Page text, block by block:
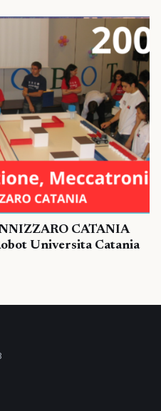
CATANIA
Universita Catania